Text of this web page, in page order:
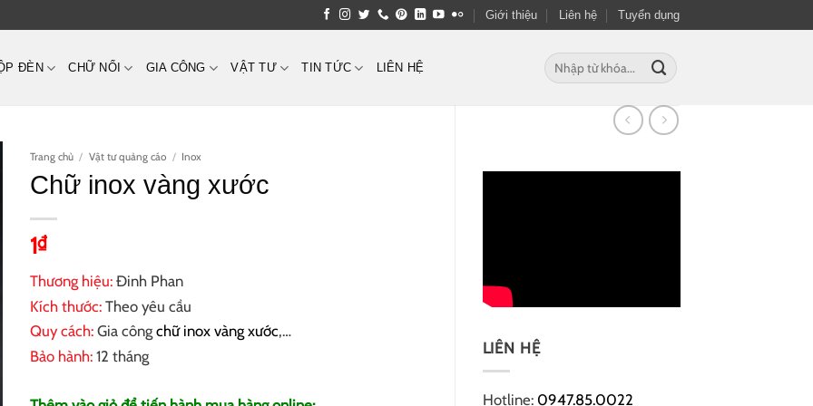
Giới thiệu Liên hệ Tuyển dụng
ĐÈN CHỮ NỔI GIA CÔNG VẬT TƯ TIN TỨC LIÊN HỆ
Tìm
kiếm:
LIÊN HỆ
Hotline: 0947.85.0022
Trang chủ / Vật tư quảng cáo / Inox
Chữ inox vàng xước
1₫
Thương hiệu:Đinh Phan
Kích thước:Theo yêu cầu
Quy cách:Gia công chữ inox vàng xước,…
Bảo hành:12 tháng